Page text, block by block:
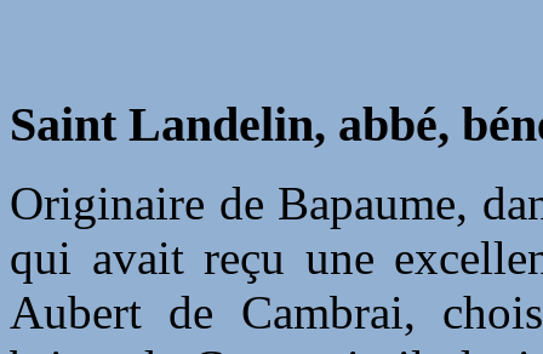
Saint Landelin, abbé,
Originaire de Bapaume,
qui avait reçu une
Aubert de Cambrai,